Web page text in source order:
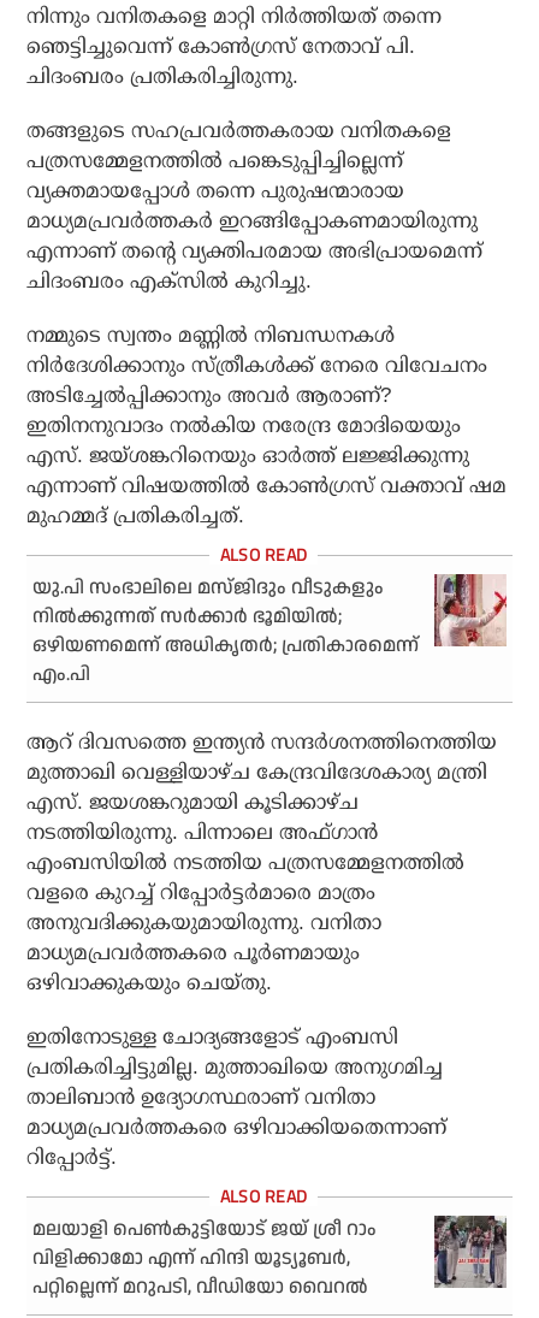
നിന്നും വനിതകളെ മാറ്റി നിര്‍ത്തിയത് തന്നെ
ഞെട്ടിച്ചുവെന്ന് കോണ്‍ഗ്രസ് നേതാവ് പി.
ചിദംബരം പ്രതികരിച്ചിരുന്നു.
തങ്ങളുടെ സഹപ്രവര്‍ത്തകരായ വനിതകളെ
പത്രസമ്മേളനത്തില്‍ പങ്കെടുപ്പിച്ചില്ലെന്ന്
വ്യക്തമായപ്പോള്‍ തന്നെ പുരുഷന്മാരായ
മാധ്യമപ്രവര്‍ത്തകര്‍ ഇറങ്ങിപ്പോകണമായിരുന്നു
എന്നാണ് തന്റെ വ്യക്തിപരമായ അഭിപ്രായമെന്ന്
ചിദംബരം എക്‌സില്‍ കുറിച്ചു.
നമ്മുടെ സ്വന്തം മണ്ണില്‍ നിബന്ധനകള്‍
നിര്‍ദേശിക്കാനും സ്ത്രീകള്‍ക്ക് നേരെ വിവേചനം
അടിച്ചേല്‍പ്പിക്കാനും അവര്‍ ആരാണ്?
ഇതിനനുവാദം നല്‍കിയ നരേന്ദ്ര മോദിയെയും
എസ്. ജയ്ശങ്കറിനെയും ഓര്‍ത്ത് ലജ്ജിക്കുന്നു
എന്നാണ് വിഷയത്തില്‍ കോണ്‍ഗ്രസ് വക്താവ് ഷമ
മുഹമ്മദ് പ്രതികരിച്ചത്.
യു.പി സംഭാലിലെ മസ്ജിദും വീടുകളും
നില്‍ക്കുന്നത് സര്‍ക്കാര്‍ ഭൂമിയില്‍;
ഒഴിയണമെന്ന് അധികൃതര്‍; പ്രതികാരമെന്ന്
എം.പി
ആറ് ദിവസത്തെ ഇന്ത്യന്‍ സന്ദര്‍ശനത്തിനെത്തിയ
മുത്താഖി വെള്ളിയാഴ്ച കേന്ദ്രവിദേശകാര്യ മന്ത്രി
എസ്. ജയശങ്കറുമായി കൂടിക്കാഴ്ച
നടത്തിയിരുന്നു. പിന്നാലെ അഫ്ഗാന്‍
എംബസിയില്‍ നടത്തിയ പത്രസമ്മേളനത്തില്‍
വളരെ കുറച്ച് റിപ്പോര്‍ട്ടര്‍മാരെ മാത്രം
അനുവദിക്കുകയുമായിരുന്നു. വനിതാ
മാധ്യമപ്രവര്‍ത്തകരെ പൂര്‍ണമായും
ഒഴിവാക്കുകയും ചെയ്തു.
ഇതിനോടുള്ള ചോദ്യങ്ങളോട് എംബസി
പ്രതികരിച്ചിട്ടുമില്ല. മുത്താഖിയെ അനുഗമിച്ച
താലിബാന്‍ ഉദ്യോഗസ്ഥരാണ് വനിതാ
മാധ്യമപ്രവര്‍ത്തകരെ ഒഴിവാക്കിയതെന്നാണ്
റിപ്പോര്‍ട്ട്.
മലയാളി പെണ്‍കുട്ടിയോട് ജയ് ശ്രീ റാം
വിളിക്കാമോ എന്ന് ഹിന്ദി യൂട്യൂബര്‍,
പറ്റില്ലെന്ന് മറുപടി, വീഡിയോ വൈറല്‍